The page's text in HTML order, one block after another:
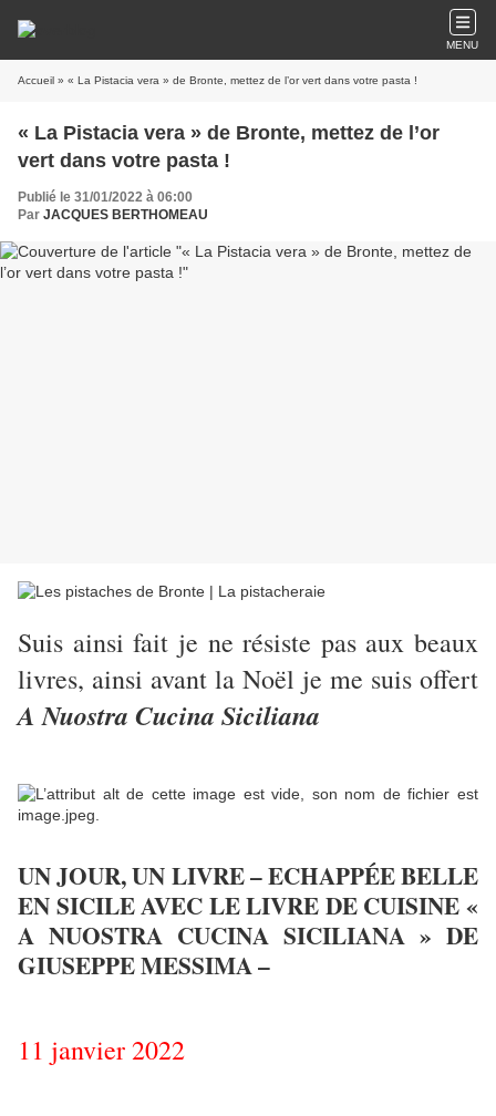
MENU
Accueil » « La Pistacia vera » de Bronte, mettez de l’or vert dans votre pasta !
« La Pistacia vera » de Bronte, mettez de l’or
vert dans votre pasta !
Publié le 31/01/2022 à 06:00
Par JACQUES BERTHOMEAU
Suis ainsi fait je ne résiste pas aux beaux
livres, ainsi avant la Noël je me suis offert
A Nuostra Cucina Siciliana
UN JOUR, UN LIVRE – ECHAPPÉE BELLE
EN SICILE AVEC LE LIVRE DE CUISINE «
A NUOSTRA CUCINA SICILIANA » DE
GIUSEPPE MESSIMA –
11 janvier 2022